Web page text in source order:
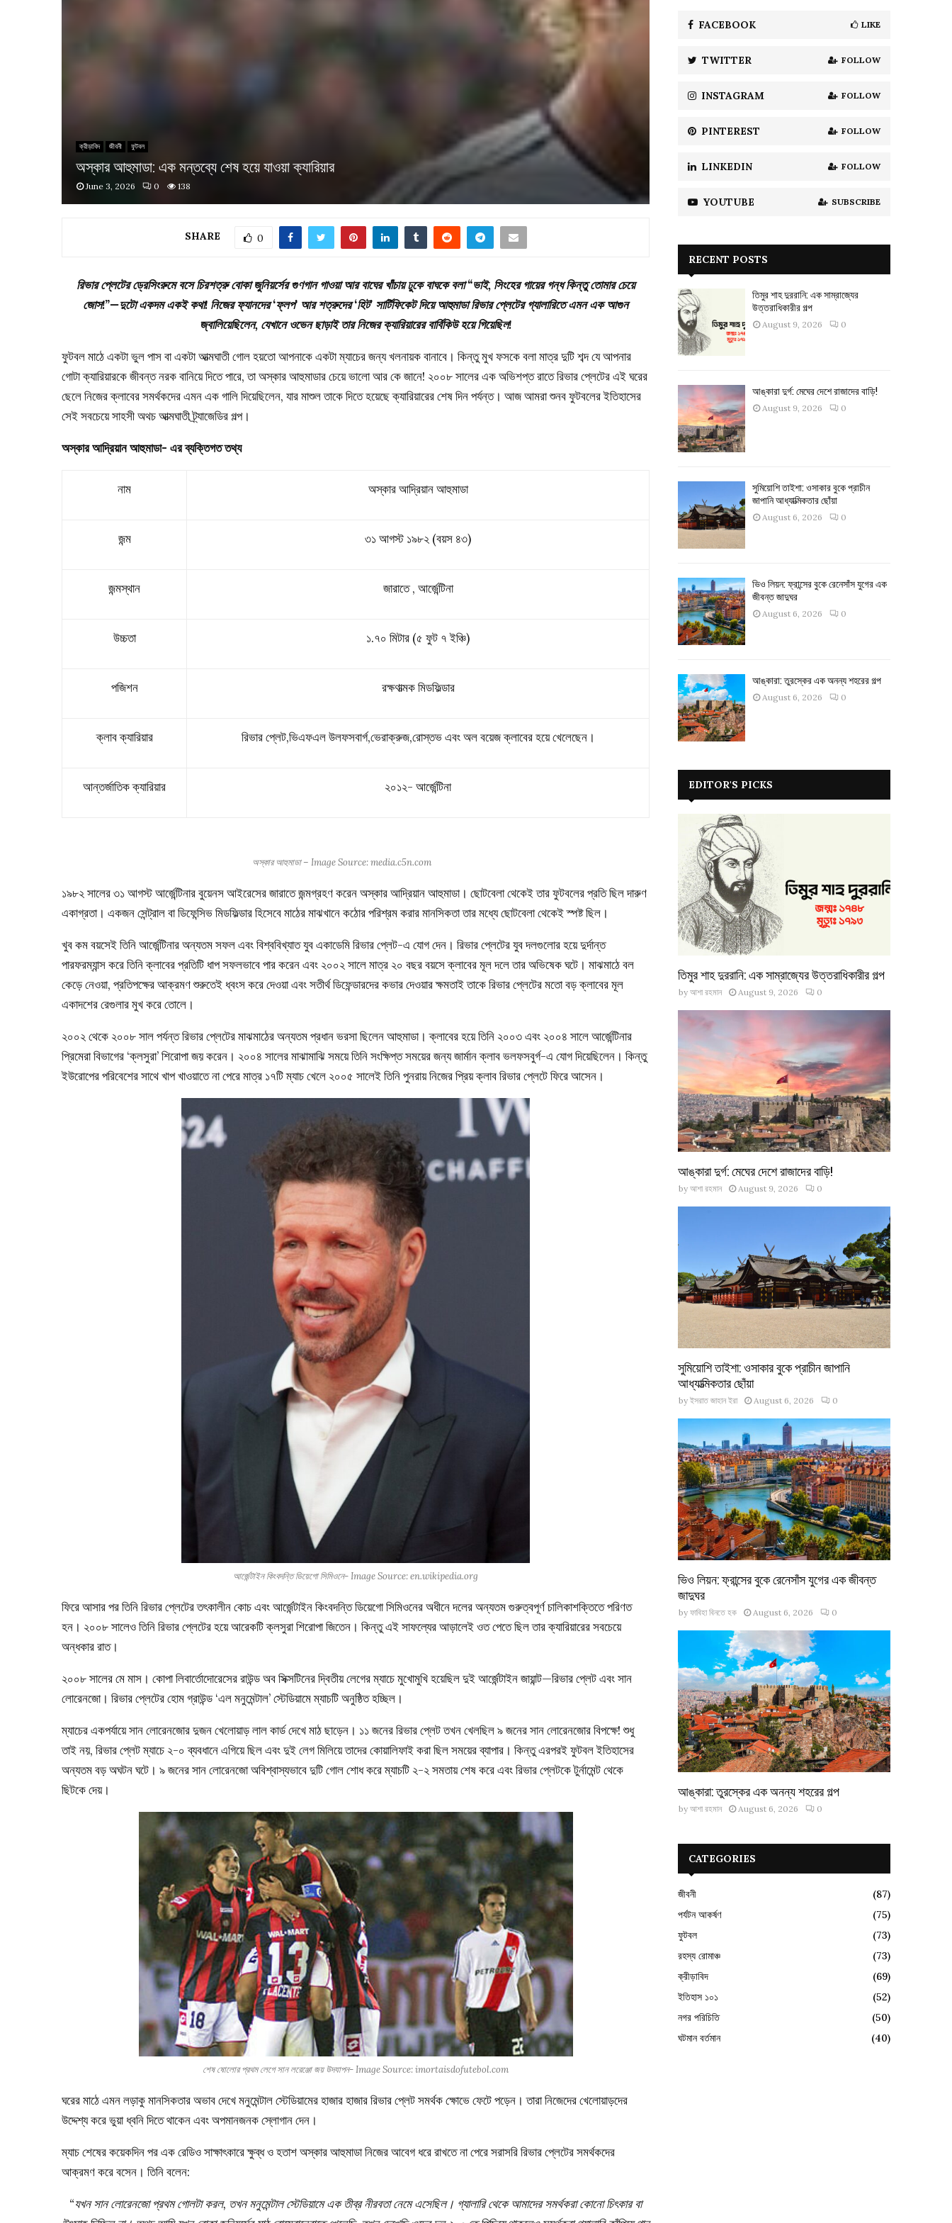
ক্রীড়াবিদ জীবনী ফুটবল
অস্কার আহুমাডা: এক মন্তব্যে শেষ হয়ে যাওয়া ক্যারিয়ার
June 3, 2026 0 138
SHARE 0
রিভার প্লেটের ড্রেসিংরুমে বসে চিরশত্রু বোকা জুনিয়র্সের গুণগান গাওয়া আর বাঘের খাঁচায় ঢুকে বাঘকে বলা “ভাই, সিংহের গায়ের গন্ধ কিন্তু তোমার চেয়ে
জোস!”—দুটো একদম একই কথা! নিজের ফ্যানদের ‘ফ্লপ’ আর শত্রুদের ‘হিট’ সার্টিফিকেট দিয়ে আহুমাডা রিভার প্লেটের গ্যালারিতে এমন এক আগুন
জ্বালিয়েছিলেন, যেখানে ওভেন ছাড়াই তার নিজের ক্যারিয়ারের বার্বিকিউ হয়ে গিয়েছিল!
ফুটবল মাঠে একটা ভুল পাস বা একটা আত্মঘাতী গোল হয়তো আপনাকে একটা ম্যাচের জন্য খলনায়ক বানাবে। কিন্তু মুখ ফসকে বলা মাত্র দুটি শব্দ যে আপনার
গোটা ক্যারিয়ারকে জীবন্ত নরক বানিয়ে দিতে পারে, তা অস্কার আহুমাডার চেয়ে ভালো আর কে জানে! ২০০৮ সালের এক অভিশপ্ত রাতে রিভার প্লেটের এই ঘরের
ছেলে নিজের ক্লাবের সমর্থকদের এমন এক গালি দিয়েছিলেন, যার মাশুল তাকে দিতে হয়েছে ক্যারিয়ারের শেষ দিন পর্যন্ত। আজ আমরা শুনব ফুটবলের ইতিহাসের
সেই সবচেয়ে সাহসী অথচ আত্মঘাতী ট্র্যাজেডির গল্প।
অস্কার আদ্রিয়ান আহুমাডা- এর ব্যক্তিগত তথ্য
নাম অস্কার আদ্রিয়ান আহুমাডা
জন্ম ৩১ আগস্ট ১৯৮২ (বয়স ৪৩)
জন্মস্থান জারাতে , আর্জেন্টিনা
উচ্চতা ১.৭০ মিটার (৫ ফুট ৭ ইঞ্চি)
পজিশন রক্ষণাত্মক মিডফিল্ডার
ক্লাব ক্যারিয়ার রিভার প্লেট,ভিএফএল উলফসবার্গ,ভেরাক্রুজ,রোস্তভ এবং অল বয়েজ ক্লাবের হয়ে খেলেছেন।
আন্তর্জাতিক ক্যারিয়ার ২০১২- আর্জেন্টিনা
অস্কার আহুমাডা – Image Source: media.c5n.com
১৯৮২ সালের ৩১ আগস্ট আর্জেন্টিনার বুয়েনস আইরেসের জারাতে জন্মগ্রহণ করেন অস্কার আদ্রিয়ান আহুমাডা। ছোটবেলা থেকেই তার ফুটবলের প্রতি ছিল দারুণ
একাগ্রতা। একজন সেন্ট্রাল বা ডিফেন্সিভ মিডফিল্ডার হিসেবে মাঠের মাঝখানে কঠোর পরিশ্রম করার মানসিকতা তার মধ্যে ছোটবেলা থেকেই স্পষ্ট ছিল।
খুব কম বয়সেই তিনি আর্জেন্টিনার অন্যতম সফল এবং বিশ্ববিখ্যাত যুব একাডেমি রিভার প্লেট-এ যোগ দেন। রিভার প্লেটের যুব দলগুলোর হয়ে দুর্দান্ত
পারফরম্যান্স করে তিনি ক্লাবের প্রতিটি ধাপ সফলভাবে পার করেন এবং ২০০২ সালে মাত্র ২০ বছর বয়সে ক্লাবের মূল দলে তার অভিষেক ঘটে। মাঝমাঠে বল
কেড়ে নেওয়া, প্রতিপক্ষের আক্রমণ শুরুতেই ধ্বংস করে দেওয়া এবং সতীর্থ ডিফেন্ডারদের কভার দেওয়ার ক্ষমতাই তাকে রিভার প্লেটের মতো বড় ক্লাবের মূল
একাদশের রেগুলার মুখ করে তোলে।
২০০২ থেকে ২০০৮ সাল পর্যন্ত রিভার প্লেটের মাঝমাঠের অন্যতম প্রধান ভরসা ছিলেন আহুমাডা। ক্লাবের হয়ে তিনি ২০০৩ এবং ২০০৪ সালে আর্জেন্টিনার
প্রিমেরা বিভাগের ‘ক্লসুরা’ শিরোপা জয় করেন। ২০০৪ সালের মাঝামাঝি সময়ে তিনি সংক্ষিপ্ত সময়ের জন্য জার্মান ক্লাব ভলফসবুর্গ-এ যোগ দিয়েছিলেন। কিন্তু
ইউরোপের পরিবেশের সাথে খাপ খাওয়াতে না পেরে মাত্র ১৭টি ম্যাচ খেলে ২০০৫ সালেই তিনি পুনরায় নিজের প্রিয় ক্লাব রিভার প্লেটে ফিরে আসেন।
আর্জেন্টাইন কিংবদন্তি ডিয়েগো সিমিওনে- Image Source: en.wikipedia.org
ফিরে আসার পর তিনি রিভার প্লেটের তৎকালীন কোচ এবং আর্জেন্টাইন কিংবদন্তি ডিয়েগো সিমিওনের অধীনে দলের অন্যতম গুরুত্বপূর্ণ চালিকাশক্তিতে পরিণত
হন। ২০০৮ সালেও তিনি রিভার প্লেটের হয়ে আরেকটি ক্লসুরা শিরোপা জিতেন। কিন্তু এই সাফল্যের আড়ালেই ওত পেতে ছিল তার ক্যারিয়ারের সবচেয়ে
অন্ধকার রাত।
২০০৮ সালের মে মাস। কোপা লিবার্তোদোরেসের রাউন্ড অব সিক্সটিনের দ্বিতীয় লেগের ম্যাচে মুখোমুখি হয়েছিল দুই আর্জেন্টাইন জায়ান্ট—রিভার প্লেট এবং সান
লোরেনজো। রিভার প্লেটের হোম গ্রাউন্ড ‘এল মনুমেন্টাল’ স্টেডিয়ামে ম্যাচটি অনুষ্ঠিত হচ্ছিল।
ম্যাচের একপর্যায়ে সান লোরেনজোর দুজন খেলোয়াড় লাল কার্ড দেখে মাঠ ছাড়েন। ১১ জনের রিভার প্লেট তখন খেলছিল ৯ জনের সান লোরেনজোর বিপক্ষে! শুধু
তাই নয়, রিভার প্লেট ম্যাচে ২-০ ব্যবধানে এগিয়ে ছিল এবং দুই লেগ মিলিয়ে তাদের কোয়ালিফাই করা ছিল সময়ের ব্যাপার। কিন্তু এরপরই ফুটবল ইতিহাসের
অন্যতম বড় অঘটন ঘটে। ৯ জনের সান লোরেনজো অবিশ্বাস্যভাবে দুটি গোল শোধ করে ম্যাচটি ২-২ সমতায় শেষ করে এবং রিভার প্লেটকে টুর্নামেন্ট থেকে
ছিটকে দেয়।
শেষ ষোলোর প্রথম লেগে সান লরেঞ্জো জয় উদযাপন- Image Source: imortaisdofutebol.com
ঘরের মাঠে এমন লড়াকু মানসিকতার অভাব দেখে মনুমেন্টাল স্টেডিয়ামের হাজার হাজার রিভার প্লেট সমর্থক ক্ষোভে ফেটে পড়েন। তারা নিজেদের খেলোয়াড়দের
উদ্দেশ্য করে ভুয়া ধ্বনি দিতে থাকেন এবং অপমানজনক স্লোগান দেন।
ম্যাচ শেষের কয়েকদিন পর এক রেডিও সাক্ষাৎকারে ক্ষুব্ধ ও হতাশ অস্কার আহুমাডা নিজের আবেগ ধরে রাখতে না পেরে সরাসরি রিভার প্লেটের সমর্থকদের
আক্রমণ করে বসেন। তিনি বলেন:
“যখন সান লোরেনজো প্রথম গোলটা করল, তখন মনুমেন্টাল স্টেডিয়ামে এক তীব্র নীরবতা নেমে এসেছিল। গ্যালারি থেকে আমাদের সমর্থকরা কোনো চিৎকার বা
C
H
FACEBOOK LIKE
TWITTER FOLLOW
INSTAGRAM FOLLOW
PINTEREST FOLLOW
LINKEDIN FOLLOW
YOUTUBE SUBSCRIBE
RECENT POSTS
তিমুর শাহ দুররানি: এক সাম্রাজ্যের
উত্তরাধিকারীর গল্প
August 9, 2026 0
আঙ্কারা দুর্গ: মেঘের দেশে রাজাদের বাড়ি!
August 9, 2026 0
সুমিয়োশি তাইশা: ওসাকার বুকে প্রাচীন
জাপানি আধ্যাত্মিকতার ছোঁয়া
August 6, 2026 0
ভিও লিয়ন: ফ্রান্সের বুকে রেনেসাঁস যুগের এক
জীবন্ত জাদুঘর
August 6, 2026 0
আঙ্কারা: তুরস্কের এক অনন্য শহরের গল্প
August 6, 2026 0
EDITOR'S PICKS
তিমুর শাহ দুররানি: এক সাম্রাজ্যের উত্তরাধিকারীর গল্প
by আশা রহমান August 9, 2026 0
আঙ্কারা দুর্গ: মেঘের দেশে রাজাদের বাড়ি!
by আশা রহমান August 9, 2026 0
সুমিয়োশি তাইশা: ওসাকার বুকে প্রাচীন জাপানি
আধ্যাত্মিকতার ছোঁয়া
by ইসরাত জাহান ইরা August 6, 2026 0
ভিও লিয়ন: ফ্রান্সের বুকে রেনেসাঁস যুগের এক জীবন্ত
জাদুঘর
by ফাবিহা বিনতে হক August 6, 2026 0
আঙ্কারা: তুরস্কের এক অনন্য শহরের গল্প
by আশা রহমান August 6, 2026 0
CATEGORIES
জীবনী
(87)
পর্যটন আকর্ষণ
(75)
ফুটবল
(73)
রহস্য রোমাঞ্চ
(73)
ক্রীড়াবিদ
(69)
ইতিহাস ১০১
(52)
নগর পরিচিতি
(50)
ঘটমান বর্তমান
(40)